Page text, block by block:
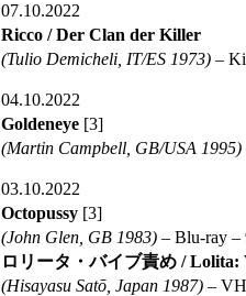
07.10.2022
Ricco / Der Clan der Killer
(Tulio Demicheli, IT/ES 1973) –
04.10.2022
Goldeneye [3]
(Martin Campbell, GB/USA 1995)
03.10.2022
Octopussy [3]
(John Glen, GB 1983) – Blu-ray –
ロリータ・バイブ責め /
(Hisayasu Satō, Japan 1987) –